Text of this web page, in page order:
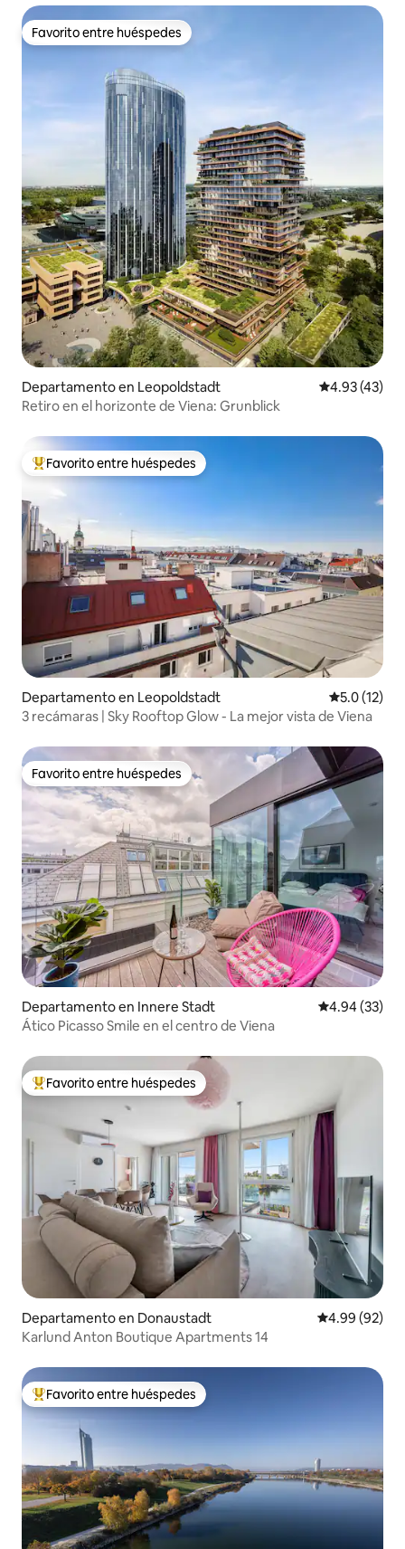
Favorito entre huéspedes
Favorito entre huéspedes
Departamento en Leopoldstadt Calificación
4.93 (43)
Retiro en el horizonte de Viena: Grunblick
De los mejores en Favorito entre huéspedes
Favorito entre huéspedes
Departamento en Leopoldstadt Calificación
5.0 (12)
3 recámaras | Sky Rooftop Glow - La mejor vista de Viena
Favorito entre huéspedes
Favorito entre huéspedes
Departamento en Innere Stadt Calificación
4.94 (33)
Ático Picasso Smile en el centro de Viena
De los mejores en Favorito entre huéspedes
Favorito entre huéspedes
Departamento en Donaustadt Calificación
4.99 (92)
Karlund Anton Boutique Apartments 14
De los mejores en Favorito entre huéspedes
Favorito entre huéspedes